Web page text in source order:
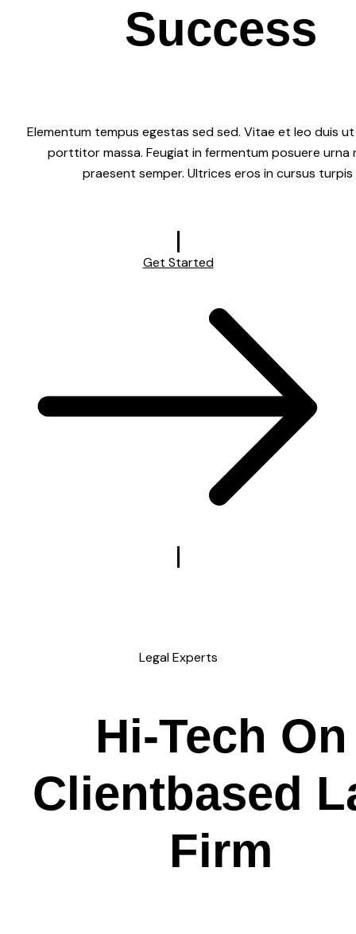
Success
Elementum tempus egestas sed sed. Vitae et leo duis
porttitor massa. Feugiat in fermentum posuere urna
praesent semper. Ultrices eros in cursus turpis
Get Started
Legal Experts
Hi-Tech On
Clientbased
Firm